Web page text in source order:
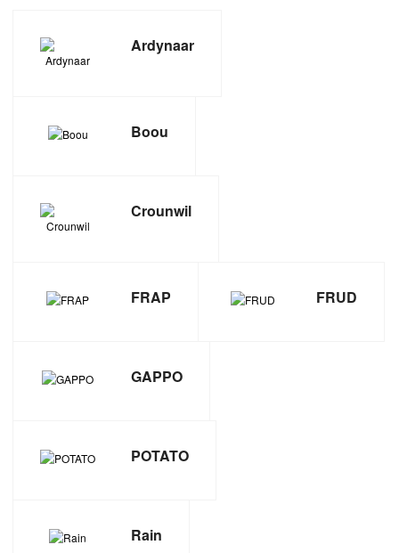
ЛАКОКРАСОЧНЫЕ МАТЕРИАЛЫ
ПОСУДА
СВАРОЧНОЕ ОБОРУДОВАНИЕ И МАТЕРИАЛЫ
ТОВАРЫ ДЛЯ АВТО
ТОВАРЫ ДЛЯ ЖИВОТНЫХ
Ardynaar
Boou
Crounwil
FRAP FRUD
GAPPO
POTATO
Rain